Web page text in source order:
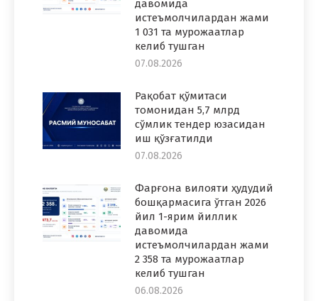
давомида
истеъмолчилардан жами
1 031 та мурожаатлар
келиб тушган
07.08.2026
Рақобат қўмитаси
томонидан 5,7 млрд
сўмлик тендер юзасидан
иш қўзғатилди
07.08.2026
Фарғона вилояти ҳудудий
бошқармасига ўтган 2026
йил 1-ярим йиллик
давомида
истеъмолчилардан жами
2 358 та мурожаатлар
келиб тушган
06.08.2026